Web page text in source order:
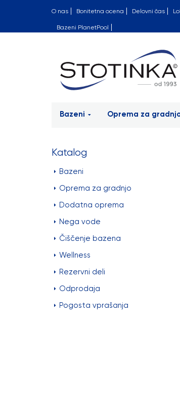
O nas Bonitetna ocena Delovni čas
Bazeni PlanetPool
Bazeni Oprema za
Katalog
Bazeni
Oprema za gradnjo
Dodatna oprema
Nega vode
Čiščenje bazena
Wellness
Rezervni deli
Odprodaja
Pogosta vprašanja